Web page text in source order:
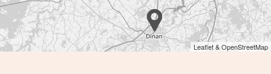
Leaflet & OpenStreetMap